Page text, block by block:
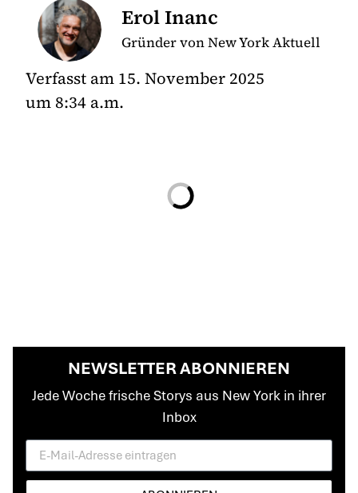
Erol Inanc
Gründer von New York Aktuell
Verfasst am 15. November 2025
um 8:34 a.m.
NEWSLETTER ABONNIEREN
Jede Woche frische Storys aus New York in ihrer
Inbox